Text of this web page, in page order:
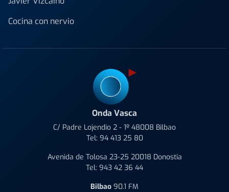
Cocina con nervio
Onda Vasca
C/ Padre Lojendio 2 - 1º 48008 Bilbao
Tel: 94 413 25 80
Avenida de Tolosa 23-25 20018 Donostia
Tel: 943 42 36 44
Bilbao 90.1 FM